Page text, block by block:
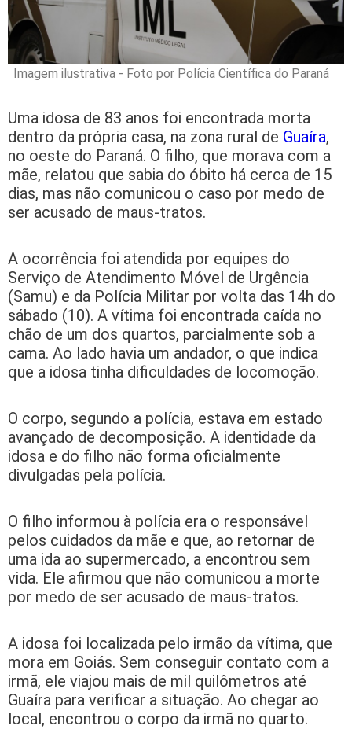
Imagem ilustrativa - Foto por Polícia Científica do Paraná
Uma idosa de 83 anos foi encontrada morta
dentro da própria casa, na zona rural de Guaíra,
no oeste do Paraná. O filho, que morava com a
mãe, relatou que sabia do óbito há cerca de 15
dias, mas não comunicou o caso por medo de
ser acusado de maus-tratos.
A ocorrência foi atendida por equipes do
Serviço de Atendimento Móvel de Urgência
(Samu) e da Polícia Militar por volta das 14h do
sábado (10). A vítima foi encontrada caída no
chão de um dos quartos, parcialmente sob a
cama. Ao lado havia um andador, o que indica
que a idosa tinha dificuldades de locomoção.
O corpo, segundo a polícia, estava em estado
avançado de decomposição. A identidade da
idosa e do filho não forma oficialmente
divulgadas pela polícia.
O filho informou à polícia era o responsável
pelos cuidados da mãe e que, ao retornar de
uma ida ao supermercado, a encontrou sem
vida. Ele afirmou que não comunicou a morte
por medo de ser acusado de maus-tratos.
A idosa foi localizada pelo irmão da vítima, que
mora em Goiás. Sem conseguir contato com a
irmã, ele viajou mais de mil quilômetros até
Guaíra para verificar a situação. Ao chegar ao
local, encontrou o corpo da irmã no quarto.